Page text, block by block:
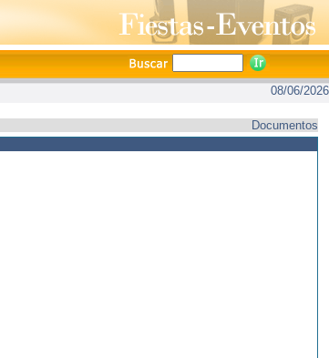
08/06/2026
Documentos